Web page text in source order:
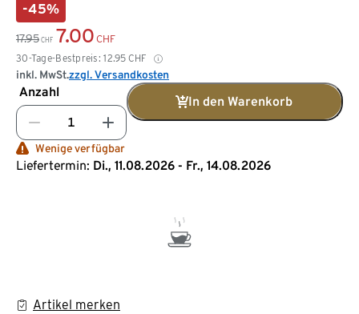
-45%
17.95 CHF 7.00 CHF
30-Tage-Bestpreis: 12.95 CHF
inkl. MwSt.zzgl. Versandkosten
Anzahl
In den Warenkorb
Wenige verfügbar
Liefertermin: Di., 11.08.2026 - Fr., 14.08.2026
Artikel merken